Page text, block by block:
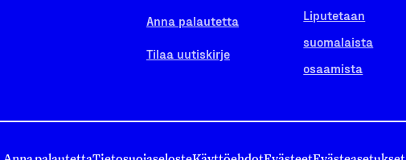
Anna palautetta
Tilaa uutiskirje
Liputetaan
suomalaista
osaamista